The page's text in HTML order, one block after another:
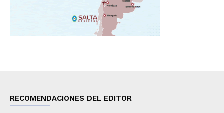
RECOMENDACIONES DEL EDITOR